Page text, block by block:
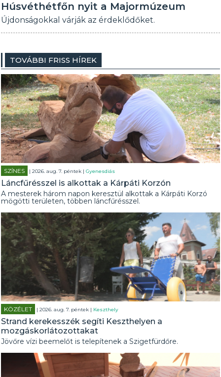
Húsvéthétfőn nyit a Majormúzeum
Újdonságokkal várják az érdeklődőket.
TOVÁBBI FRISS HÍREK
SZÍNES | 2026. aug. 7. péntek |Gyenesdiás
Láncfűrésszel is alkottak a Kárpáti Korzón
A mesterek három napon keresztül alkottak a Kárpáti Korzó
mögötti területen, többen láncfűrésszel.
KÖZÉLET | 2026. aug. 7. péntek | Keszthely
Strand kerekesszék segíti Keszthelyen a
mozgáskorlátozottakat
Jövőre vízi beemelőt is telepítenek a Szigetfürdőre.